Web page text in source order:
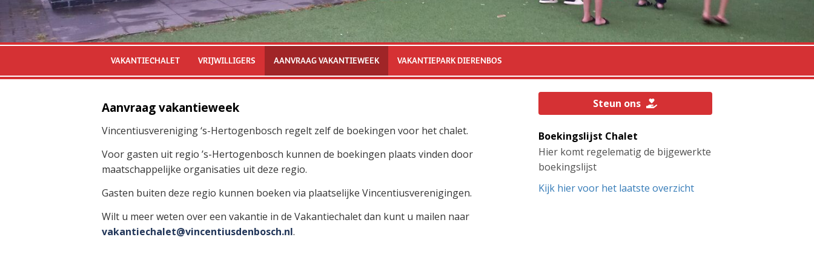
VAKANTIECHALET VRIJWILLIGERS AANVRAAG VAKANTIEWEEK VAKANTIEPARK DIERENBOS
Aanvraag vakantieweek
Vincentiusvereniging ‘s-Hertogenbosch regelt zelf de boekingen voor het chalet.
Voor gasten uit regio ’s-Hertogenbosch kunnen de boekingen plaats vinden door
maatschappelijke organisaties uit deze regio.
Gasten buiten deze regio kunnen boeken via plaatselijke Vincentiusverenigingen.
Wilt u meer weten over een vakantie in de Vakantiechalet dan kunt u mailen naar
vakantiechalet@vincentiusdenbosch.nl.
Steun ons
Boekingslijst Chalet
Hier komt regelematig de bijgewerkte
boekingslijst
Kijk hier voor het laatste overzicht